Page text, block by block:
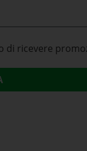
di ricevere